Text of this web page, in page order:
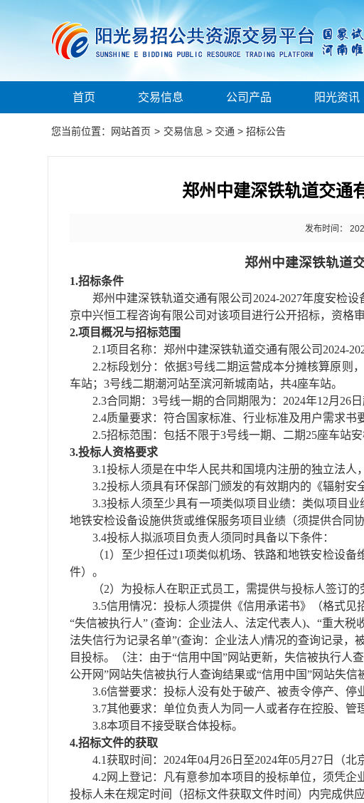
首页 交易信息 公司产品 阳光资讯
您当前位置： 网站首页 > 交易信息 > 交通 > 招标公告
郑州中建深铁轨道交通
发布时间：
郑州中建深铁轨道
1.招标条件
郑州中建深铁轨道交通有限公司 2024-2027年度安检
京中兴恒工程咨询有限公司对该项目进行公开招标，资格
2.项目概况与招标范围
2.1项目名称：郑州中建深铁轨道交通有限公司2024-
2.2标段划分： 依据3号线二期运营成本分摊核算原则
车站；3号线二期潮河站至滨河新城南站，共4座车站。
2.3合同期：3号线一期的合同期限为：2024年12月26
2.4质量要求：符合国家标准、行业标准及用户需求书
2.5招标范围：包括不限于3号线一期、二期25座车站
3.投标人资格要求
3.1投标人须是在中华人民共和国境内注册的独立法人
3.2投标人须具有环保部门颁发的有效期内的《辐射安
3.3投标人须至少具有一项类似项目业绩：类似项目
地铁安检设备设施供货或维保服务项目业绩（须提供合同协
3.4投标人拟派项目负责人须同时具备以下条件：
（1）至少担任过1项类似机场、铁路和地铁安检设
件）。
（2）为投标人在职正式员工，需提供与投标人签订的
3.5信用情况：投标人须提供《信用承诺书》（格式见
“失信被执行人” (查询：企业法人、法定代表人)、“重大税
法失信行为记录名单”(查询：企业法人)情况的查询记录，
目投标。（注：由于“信用中国”网站更新，失信被执行人
公开网”网站失信被执行人查询结果或“信用中国”网站失信
3.6信誉要求： 投标人没有处于破产、被责令停产、停
3.7其他要求： 单位负责人为同一人或者存在控股、管
3.8本项目不接受联合体投标。
4.招标文件的获取
4.1获取时间：2024年04月26日至2024年05月27日（北
4.2网上登记：凡有意参加本项目的投标单位，须凭企
投标人未在规定时间（招标文件获取文件时间）内完成供